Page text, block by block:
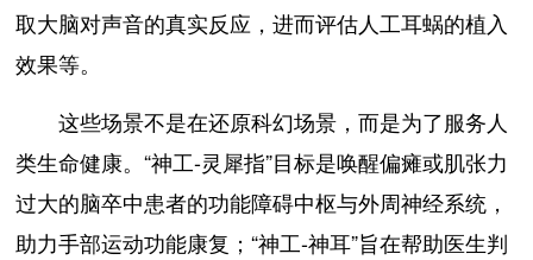
取大脑对声音的真实反应，进而评估人工耳蜗的植入
效果等。
这些场景不是在还原科幻场景，而是为了服务人
类生命健康。“神工-灵犀指”目标是唤醒偏瘫或肌张力
过大的脑卒中患者的功能障碍中枢与外周神经系统，
助力手部运动功能康复；“神工-神耳”旨在帮助医生判